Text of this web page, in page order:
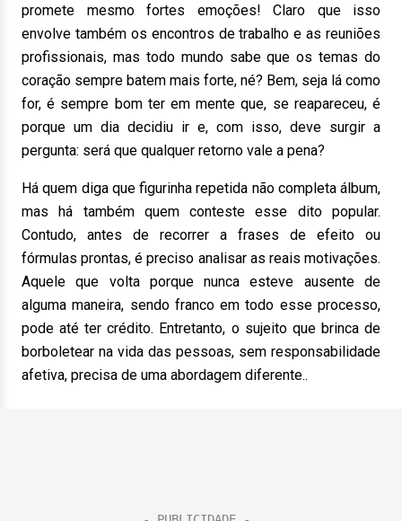
promete mesmo fortes emoções! Claro que isso
envolve também os encontros de trabalho e as reuniões
profissionais, mas todo mundo sabe que os temas do
coração sempre batem mais forte, né? Bem, seja lá como
for, é sempre bom ter em mente que, se reapareceu, é
porque um dia decidiu ir e, com isso, deve surgir a
pergunta: será que qualquer retorno vale a pena?
Há quem diga que figurinha repetida não completa álbum,
mas há também quem conteste esse dito popular.
Contudo, antes de recorrer a frases de efeito ou
fórmulas prontas, é preciso analisar as reais motivações.
Aquele que volta porque nunca esteve ausente de
alguma maneira, sendo franco em todo esse processo,
pode até ter crédito. Entretanto, o sujeito que brinca de
borboletear na vida das pessoas, sem responsabilidade
afetiva, precisa de uma abordagem diferente..